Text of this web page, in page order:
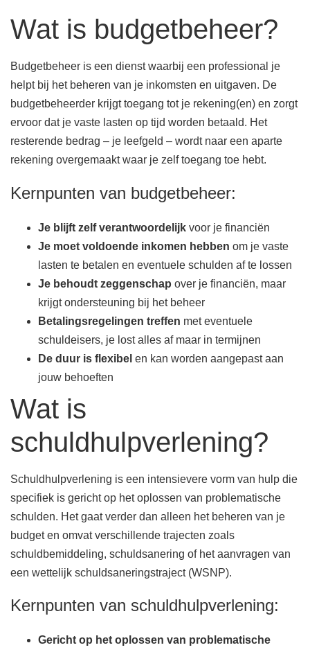
Wat is budgetbeheer?
Budgetbeheer is een dienst waarbij een professional je
helpt bij het beheren van je inkomsten en uitgaven. De
budgetbeheerder krijgt toegang tot je rekening(en) en zorgt
ervoor dat je vaste lasten op tijd worden betaald. Het
resterende bedrag – je leefgeld – wordt naar een aparte
rekening overgemaakt waar je zelf toegang toe hebt.
Kernpunten van budgetbeheer:
Je blijft zelf verantwoordelijk voor je financiën
Je moet voldoende inkomen hebben om je vaste
lasten te betalen en eventuele schulden af te lossen
Je behoudt zeggenschap over je financiën, maar
krijgt ondersteuning bij het beheer
Betalingsregelingen treffen met eventuele
schuldeisers, je lost alles af maar in termijnen
De duur is flexibel en kan worden aangepast aan
jouw behoeften
Wat is
schuldhulpverlening?
Schuldhulpverlening is een intensievere vorm van hulp die
specifiek is gericht op het oplossen van problematische
schulden. Het gaat verder dan alleen het beheren van je
budget en omvat verschillende trajecten zoals
schuldbemiddeling, schuldsanering of het aanvragen van
een wettelijk schuldsaneringstraject (WSNP).
Kernpunten van schuldhulpverlening:
Gericht op het oplossen van problematische